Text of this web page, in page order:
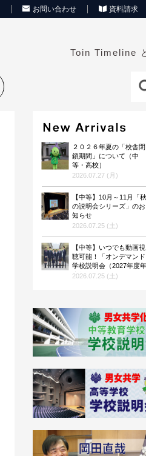
お問い合わせ 資料請求
Toin Timeline
２０２６年夏の「校舎閉
鎖期間」について（中
等・高校）
2026.07.27 (月)
【中等】10月～11月「秋
の説明会シリーズ」のお
知らせ
2026.07.25 (土)
【中等】いつでも動画視
聴可能！「オンデマンド
学校説明会（2027年度年
度入試向け）」を公開！
2026.07.25 (土)